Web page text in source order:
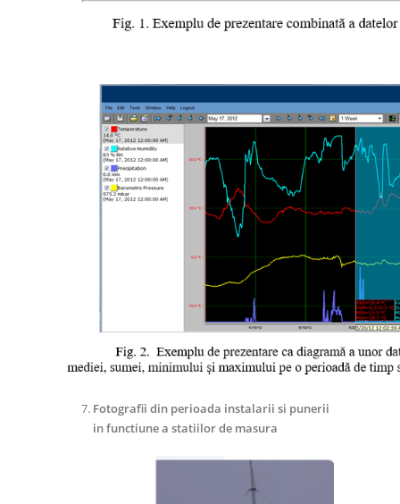
Fotografii din perioada instalarii si punerii
in functiune a statiilor de masura